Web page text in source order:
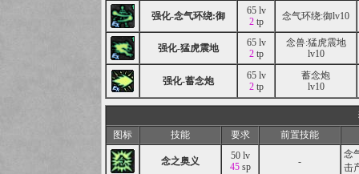
强化-念气环绕:御
65 lv
2tp 念气环绕:御lv10
强化-猛虎震地
65 lv
2tp
念兽:猛虎震地
lv10
强化-蓄念炮
65 lv
2tp
蓄念炮
lv10
图标
技能 要求 前置技能
念之奥义
50 lv
45sp -
念
击